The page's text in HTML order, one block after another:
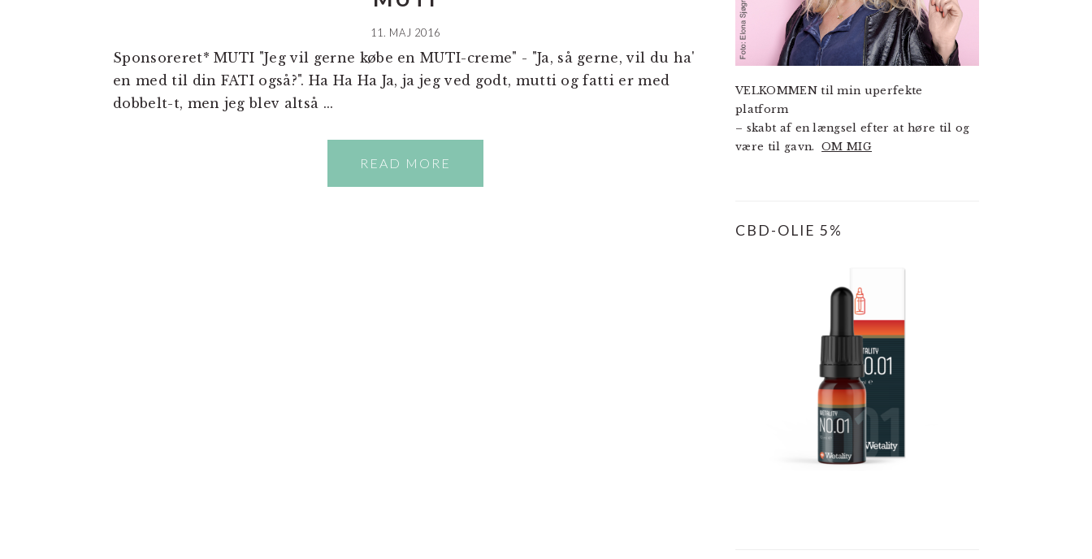
11. MAJ 2016
Sponsoreret* MUTI "Jeg vil gerne købe en MUTI-creme" - "Ja, så gerne, vil du ha'
en med til din FATI også?". Ha Ha Ha Ja, ja jeg ved godt, mutti og fatti er med
dobbelt-t, men jeg blev altså ...
READ MORE
VELKOMMEN til min uperfekte
platform
– skabt af en længsel efter at høre til og
være til gavn.OM MIG
CBD-OLIE 5%